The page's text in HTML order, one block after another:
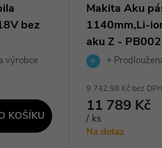
bez
výrobce
KOŠÍKU
Makita Aku
1140mm,Li-
aku Z -
+
9 742,98 Kč bez DPH
11 789 Kč
/ ks
Na dotaz